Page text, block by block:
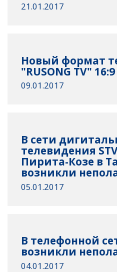
21.01.2017
Новый формат
"RUSONG TV" 16:9
09.01.2017
В сети
телевидения
Пирита-Козе в
возникли
05.01.2017
В телефонной
возникли
04.01.2017